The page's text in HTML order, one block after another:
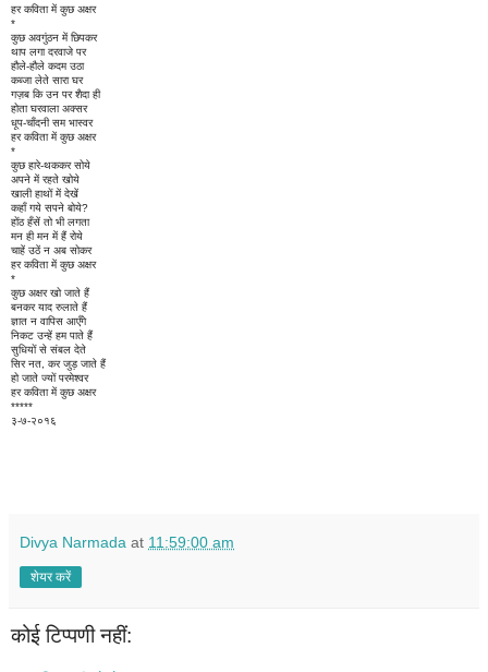
हर कविता में कुछ अक्षर
*
कुछ अवगुंठन में छिपकर
थाप लगा दरवाजे पर
हौले-हौले कदम उठा
कब्जा लेते सारा घर
गज़ब कि उन पर शैदा ही
होता घरवाला अक्सर
धूप-चाँदनी सम भास्वर
हर कविता में कुछ अक्षर
*
कुछ हारे-थककर सोये
अपने में रहते खोये
खाली हाथों में देखें
कहाँ गये सपने बोये?
होंठ हँसें तो भी लगता
मन ही मन में हैं रोये
चाहें उठें न अब सोकर
हर कविता में कुछ अक्षर
*
कुछ अक्षर खो जाते हैं
बनकर याद रुलाते हैं
ज्ञात न वापिस आएँगे
निकट उन्हें हम पाते हैं
सुधियों से संबल देते
सिर नत, कर जुड़ जाते हैं
हो जाते ज्यों परमेश्वर
हर कविता में कुछ अक्षर
*****
३-७-२०१६
Divya Narmada at 11:59:00 am
शेयर करें
कोई टिप्पणी नहीं: